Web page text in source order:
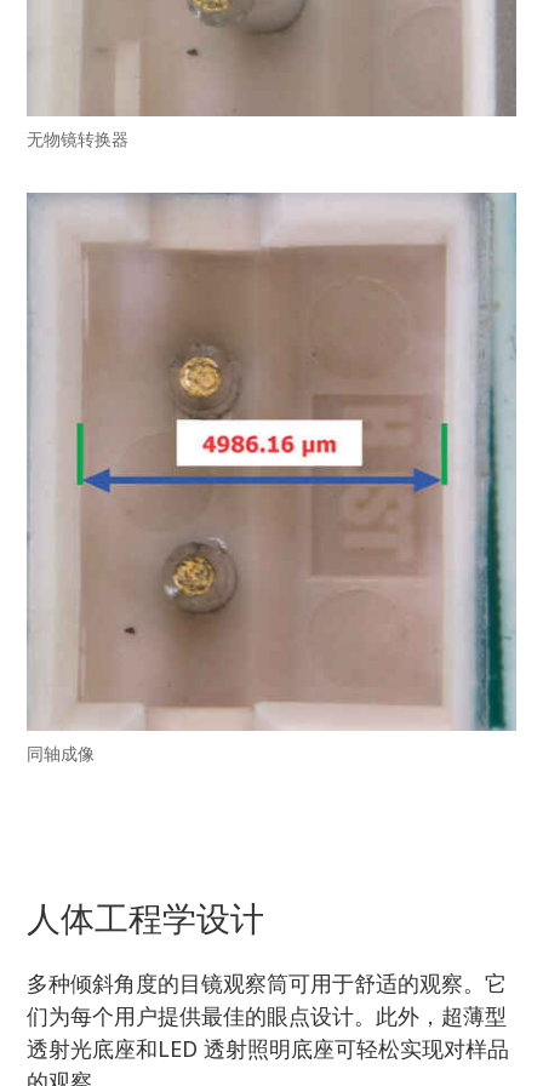
无物镜转换器
同轴成像
人体工程学设计
多种倾斜角度的目镜观察筒可用于舒适的观察。它
们为每个用户提供最佳的眼点设计。此外，超薄型
透射光底座和LED 透射照明底座可轻松实现对样品